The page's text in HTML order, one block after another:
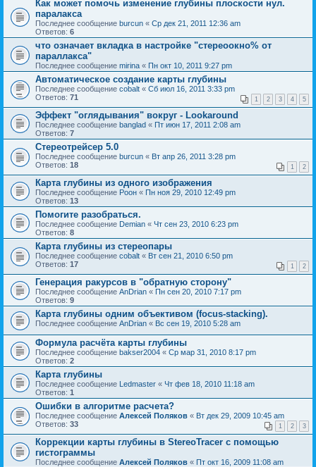
Как может помочь изменение глубины плоскости нул.
паралакса
Последнее сообщение burcun « Ср дек 21, 2011 12:36 am
Ответов: 6
что означает вкладка в настройке "стереоокно% от
параллакса"
Последнее сообщение mirina « Пн окт 10, 2011 9:27 pm
Автоматическое создание карты глубины
Последнее сообщение cobalt « Сб июл 16, 2011 3:33 pm
Ответов: 71 1 2 3 4 5
Эффект "оглядывания" вокруг - Lookaround
Последнее сообщение banglad « Пт июн 17, 2011 2:08 am
Ответов: 7
Стереотрейсер 5.0
Последнее сообщение burcun « Вт апр 26, 2011 3:28 pm
Ответов: 18 1 2
Карта глубины из одного изображения
Последнее сообщение Pоон « Пн ноя 29, 2010 12:49 pm
Ответов: 13
Помогите разобраться.
Последнее сообщение Demian « Чт сен 23, 2010 6:23 pm
Ответов: 8
Карта глубины из стереопары
Последнее сообщение cobalt « Вт сен 21, 2010 6:50 pm
Ответов: 17 1 2
Генерация ракурсов в "обратную сторону"
Последнее сообщение AnDrian « Пн сен 20, 2010 7:17 pm
Ответов: 9
Карта глубины одним объективом (focus-stacking).
Последнее сообщение AnDrian « Вс сен 19, 2010 5:28 am
Формула расчёта карты глубины
Последнее сообщение bakser2004 « Ср мар 31, 2010 8:17 pm
Ответов: 2
Карта глубины
Последнее сообщение Ledmaster « Чт фев 18, 2010 11:18 am
Ответов: 1
Ошибки в алгоритме расчета?
Последнее сообщение Алексей Поляков « Вт дек 29, 2009 10:45 am
Ответов: 33 1 2 3
Коррекции карты глубины в StereoTracer с помощью
гистограммы
Последнее сообщение Алексей Поляков « Пт окт 16, 2009 11:08 am